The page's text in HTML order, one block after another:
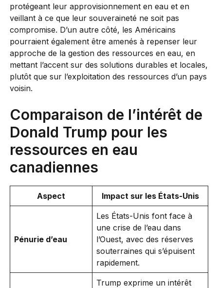
protégeant leur approvisionnement en eau et en
veillant à ce que leur souveraineté ne soit pas
compromise. D’un autre côté, les Américains
pourraient également être amenés à repenser leur
approche de la gestion des ressources en eau, en
mettant l’accent sur des solutions durables et locales,
plutôt que sur l’exploitation des ressources d’un pays
voisin.
Comparaison de l’intérêt de
Donald Trump pour les
ressources en eau
canadiennes
Aspect Impact sur les États-Unis
Pénurie d’eau
Les États-Unis font face à
une crise de l’eau dans
l’Ouest, avec des réserves
souterraines qui s’épuisent
rapidement.
Trump exprime un intérêt